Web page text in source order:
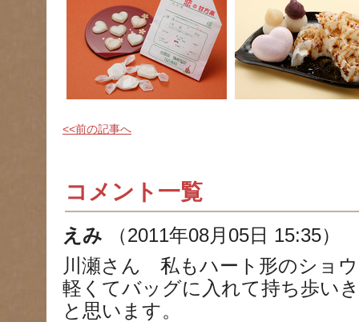
<<前の記事へ
コメント一覧
えみ
（2011年08月05日 15:35）
川瀬さん 私もハート形のショ
軽くてバッグに入れて持ち歩い
と思います。